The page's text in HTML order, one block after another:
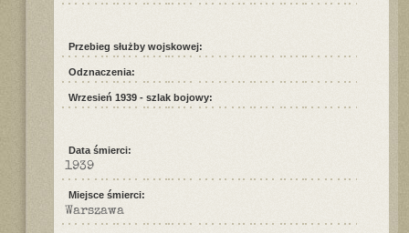
Przebieg służby wojskowej:
Odznaczenia:
Wrzesień 1939 - szlak bojowy:
Data śmierci:
1939
Miejsce śmierci:
Warszawa